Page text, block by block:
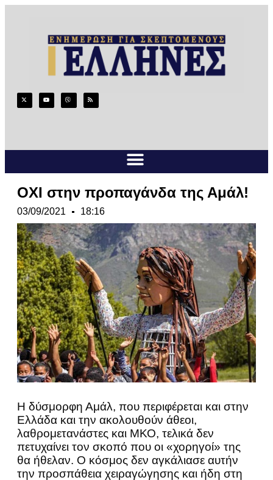
ΟΧΙ στην προπαγάνδα της Αμάλ!
03/09/2021 18:16
Η δύσμορφη Αμάλ, που περιφέρεται και στην
Ελλάδα και την ακολουθούν άθεοι,
λαθρομετανάστες και ΜΚΟ, τελικά δεν
πετυχαίνει τον σκοπό που οι «χορηγοί» της
θα ήθελαν. Ο κόσμος δεν αγκάλιασε αυτήν
την προσπάθεια χειραγώγησης και ήδη στη